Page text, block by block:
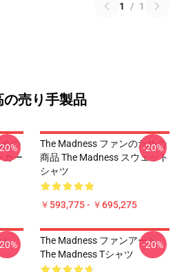
1 / 1
の売り手製品
の
カー
The Madness ファンのための
商品 The Madness スウェット
シャツ
￥593,775 - ￥695,275
-20%
The Madness ファンアート
The Madness Tシャツ
-20%